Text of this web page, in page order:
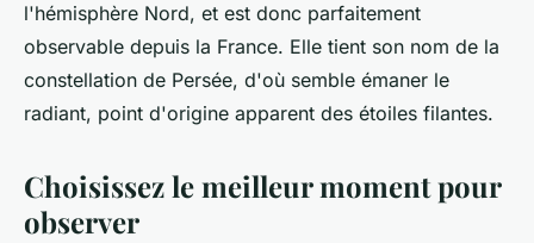
l'hémisphère Nord, et est donc parfaitement
observable depuis la France. Elle tient son nom de la
constellation de Persée, d'où semble émaner le
radiant, point d'origine apparent des étoiles filantes.
Choisissez le meilleur moment pour
observer